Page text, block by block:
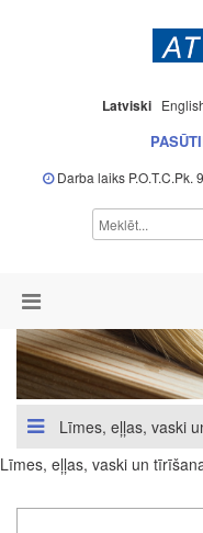
Latviski
Darba laiks P.O.T.C.Pk.
Līmes, eļļas, vaski
Līmes, eļļas, vaski un